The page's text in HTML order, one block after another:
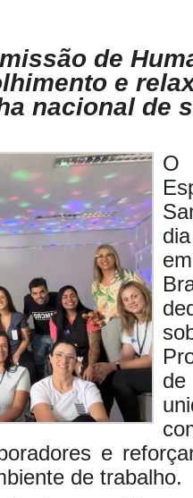
de
e
nacional de
O
e
de trabalho.